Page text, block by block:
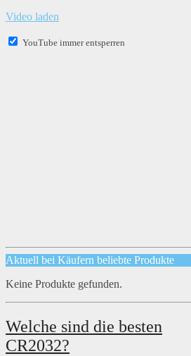
Video laden
YouTube immer entsperren
Aktuell bei Käufern beliebte Produkte
Keine Produkte gefunden.
Welche sind die besten
CR2032?